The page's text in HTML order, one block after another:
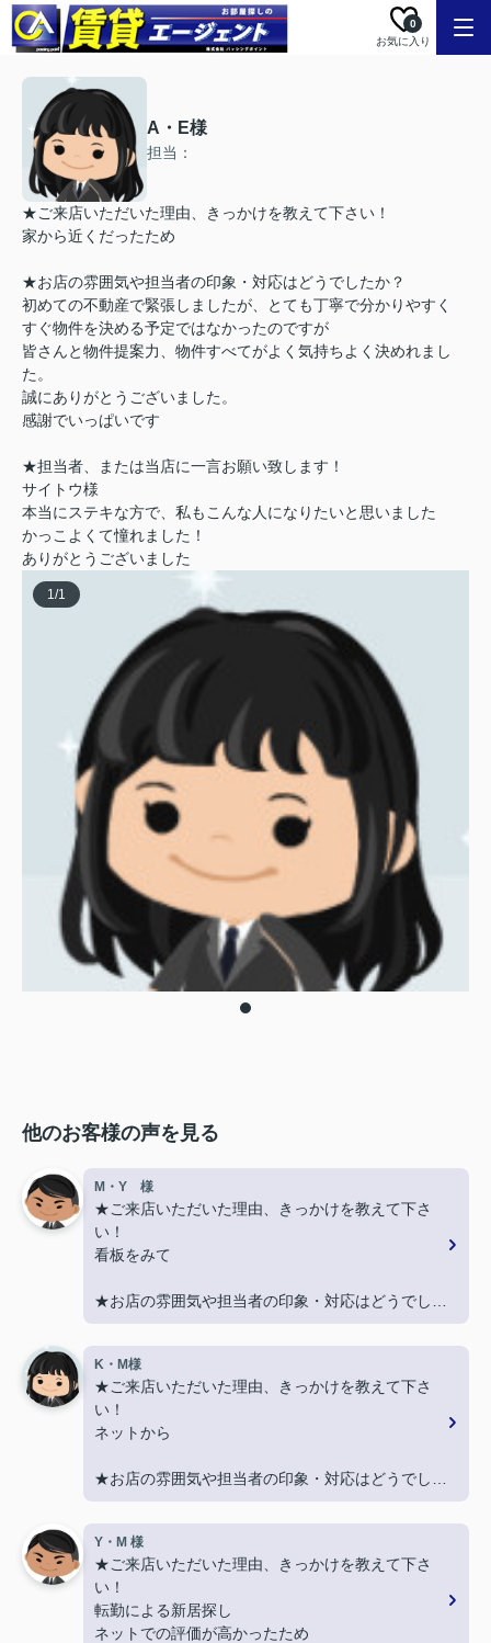
お気に入り
0
A・E様
担当：
★ご来店いただいた理由、きっかけを教えて下さい！
家から近くだったため
★お店の雰囲気や担当者の印象・対応はどうでしたか？
初めての不動産で緊張しましたが、とても丁寧で分かりやすく
すぐ物件を決める予定ではなかったのですが
皆さんと物件提案力、物件すべてがよく気持ちよく決めれまし
た。
誠にありがとうございました。
感謝でいっぱいです
★担当者、または当店に一言お願い致します！
サイトウ様
本当にステキな方で、私もこんな人になりたいと思いました
かっこよくて憧れました！
ありがとうございました
1/1
他のお客様の声を見る
M・Y 様
★ご来店いただいた理由、きっかけを教えて下さ
い！
看板をみて
★お店の雰囲気や担当者の印象・対応はどうでした
か？
親切に対応いただき良かったです！
★担当者、または当店に一言お願い致します！
契約まで色々とご対応いただきありがとうございま
した！
K・M様
★ご来店いただいた理由、きっかけを教えて下さ
い！
ネットから
★お店の雰囲気や担当者の印象・対応はどうでした
か？
LINEでのコミュニケーションでやりやすい！
★担当者、または当店に一言お願い致します！
沢山LINEを送ってしまいましたが、
丁寧にご対応いただきありがとうございました‼
Y・M 様
★ご来店いただいた理由、きっかけを教えて下さ
い！
転勤による新居探し
ネットでの評価が高かったため